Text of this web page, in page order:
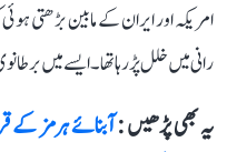
امریکہ اور ایران کے مابین بڑھتی
رانی میں خلل پڑ رہا تھا۔ ایسے میں
یہ بھی پڑھیں :